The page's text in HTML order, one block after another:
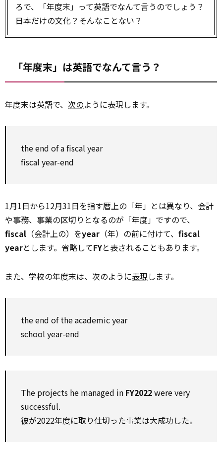
ろで、「年度末」って英語でなんて言うのでしょう？
日本だけの文化？そんなことない？
「年度末」は英語でなんて言う？
年度末は英語で、 次のように表現します。
the end of a fiscal year
fiscal year-end
1月1日から12月31日を指す暦上の「年」とは異なり、会計
や事務、事業の区切りとなるのが「年度」ですので、
fiscal （会計上の）をyear （年）の前に付けて、 fiscal
yearとします。省略してFYと表されることもあります。
また、学校の年度末は、次のように表現します。
the end of the academic year
school year-end
The projects he managed in FY2022were very
successful.
彼が2022年度に取り仕切った事業は大成功した。